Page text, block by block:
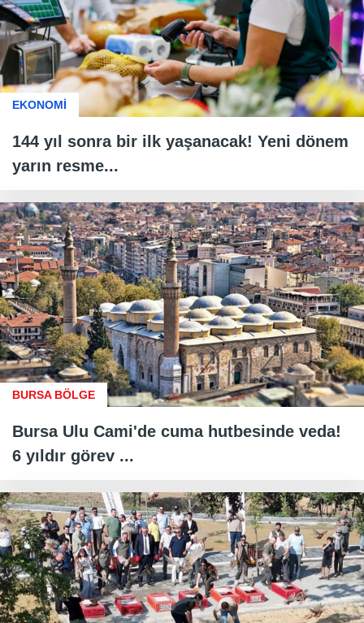
EKONOMİ
144 yıl sonra bir ilk yaşanacak! Yeni dönem
yarın resme...
BURSA BÖLGE
Bursa Ulu Cami'de cuma hutbesinde veda!
6 yıldır görev ...